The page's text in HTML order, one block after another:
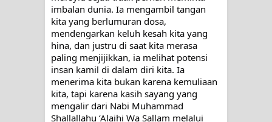
imbalan dunia. Ia mengambil tangan
kita yang berlumuran dosa,
mendengarkan keluh kesah kita yang
hina, dan justru di saat kita merasa
paling menjijikkan, ia melihat potensi
insan kamil di dalam diri kita. Ia
menerima kita bukan karena kemuliaan
kita, tapi karena kasih sayang yang
mengalir dari Nabi Muhammad
Shallallahu ‘Alaihi Wa Sallam melalui